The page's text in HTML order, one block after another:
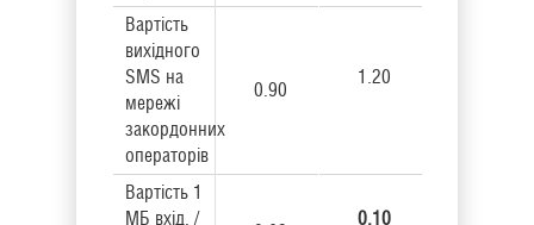
Вартість
вихідного
SMS на
мережі
закордонних
операторів
0.90
1.20
Вартість 1
МБ вхід. /
0.10